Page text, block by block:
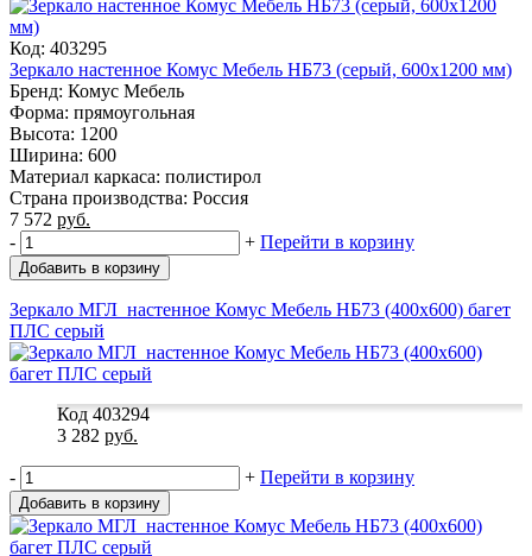
Код: 403295
Зеркало настенное Комус Мебель НБ73 (серый, 600х1200 мм)
Бренд: Комус Мебель
Форма: прямоугольная
Высота: 1200
Ширина: 600
Материал каркаса: полистирол
Страна производства: Россия
7 572 руб.
-
+ Перейти в корзину
Добавить в корзину
Зеркало МГЛ_настенное Комус Мебель НБ73 (400x600) багет
ПЛС серый
Код 403294
3 282 руб.
- + Перейти в корзину
Добавить в корзину